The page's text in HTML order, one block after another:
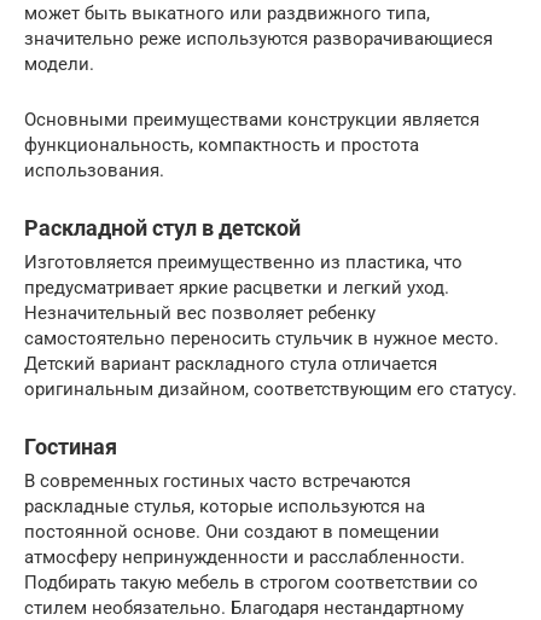
может быть выкатного или раздвижного типа,
значительно реже используются разворачивающиеся
модели.
Основными преимуществами конструкции является
функциональность, компактность и простота
использования.
Раскладной стул в детской
Изготовляется преимущественно из пластика, что
предусматривает яркие расцветки и легкий уход.
Незначительный вес позволяет ребенку
самостоятельно переносить стульчик в нужное место.
Детский вариант раскладного стула отличается
оригинальным дизайном, соответствующим его статусу.
Гостиная
В современных гостиных часто встречаются
раскладные стулья, которые используются на
постоянной основе. Они создают в помещении
атмосферу непринужденности и расслабленности.
Подбирать такую мебель в строгом соответствии со
стилем необязательно. Благодаря нестандартному